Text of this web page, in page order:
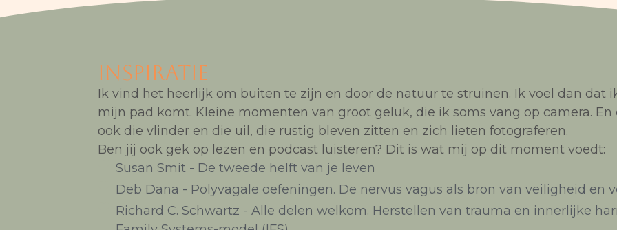
inspiratie
Ik vind het heerlijk om buiten te zijn en door de natuur te struinen. Ik voel dan dat
mijn pad komt. Kleine momenten van groot geluk, die ik soms vang op camera. En
ook die vlinder en die uil, die rustig bleven zitten en zich lieten fotograferen.
Ben jij ook gek op lezen en podcast luisteren? Dit is wat mij op dit moment voedt:
Susan Smit - De tweede helft van je leven
Deb Dana - Polyvagale oefeningen. De nervus vagus als bron van veiligheid en
Richard C. Schwartz - Alle delen welkom. Herstellen van trauma en innerlijke